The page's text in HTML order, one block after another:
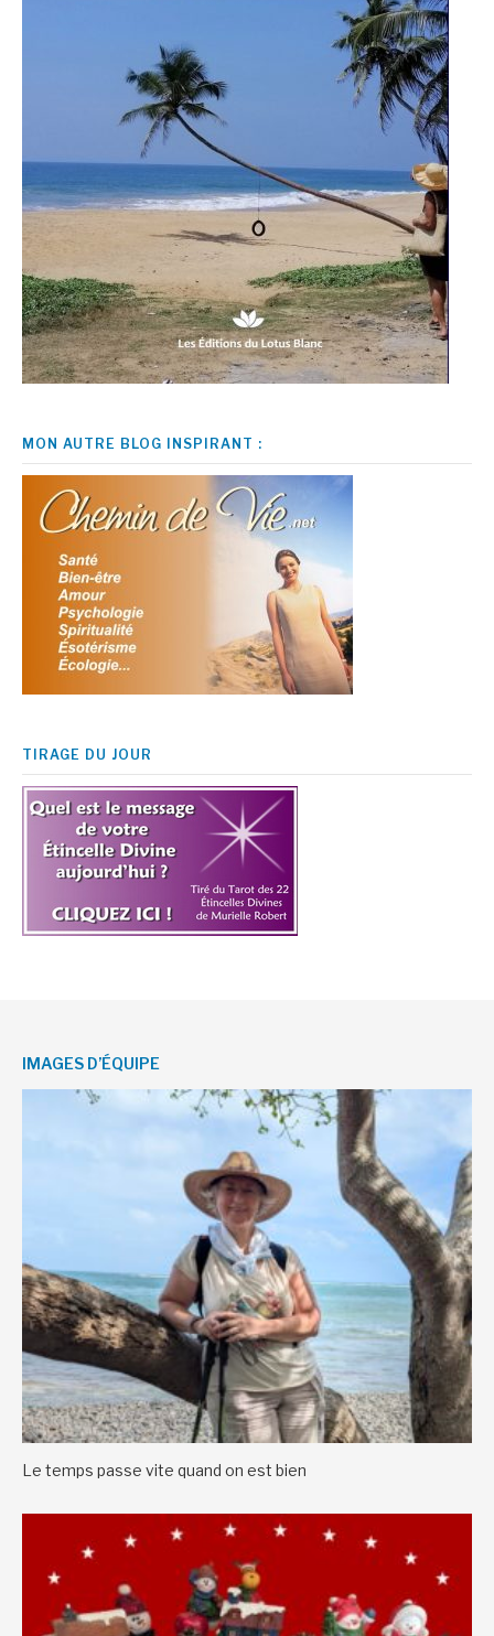
MON AUTRE BLOG INSPIRANT :
TIRAGE DU JOUR
IMAGES D’ÉQUIPE
Le temps passe vite quand on est bien